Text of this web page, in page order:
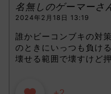
名無しのゲーマーさ
2024年2月18日 13:19
誰かビーコンブキの対
のときにいっつも負ける
壊せる範囲で壊すけど